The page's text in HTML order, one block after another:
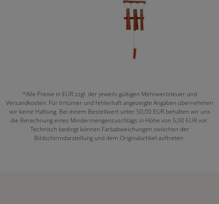
*Alle Preise in EUR zzgl. der jeweils gültigen Mehrwertsteuer und
Versandkosten. Für Irrtümer und fehlerhaft angezeigte Angaben übernehmen
wir keine Haftung. Bei einem Bestellwert unter 50,00 EUR behalten wir uns
die Berechnung eines Mindermengenzuschlags in Höhe von 5,00 EUR vor.
Technisch bedingt können Farbabweichungen zwischen der
Bildschirmdarstellung und dem Originalartikel auftreten.